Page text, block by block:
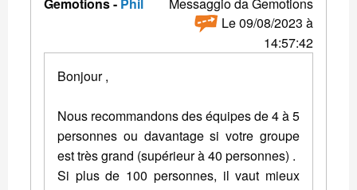
Le 09/08/2023 à
14:57:42
Bonjour ,
Nous recommandons des équipes de 4 à 5
personnes ou davantage si votre groupe
est très grand (supérieur à 40 personnes) .
Si plus de 100 personnes, il vaut mieux